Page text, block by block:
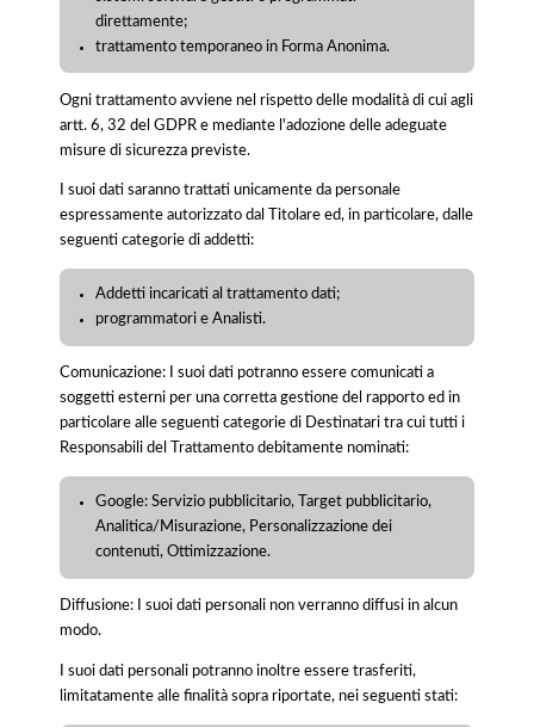
direttamente;
trattamento temporaneo in Forma Anonima.
Ogni trattamento avviene nel rispetto delle modalità di cui agli
artt. 6, 32 del GDPR e mediante l'adozione delle adeguate
misure di sicurezza previste.
I suoi dati saranno trattati unicamente da personale
espressamente autorizzato dal Titolare ed, in particolare, dalle
seguenti categorie di addetti:
Addetti incaricati al trattamento dati;
programmatori e Analisti.
Comunicazione: I suoi dati potranno essere comunicati a
soggetti esterni per una corretta gestione del rapporto ed in
particolare alle seguenti categorie di Destinatari tra cui tutti i
Responsabili del Trattamento debitamente nominati:
Google: Servizio pubblicitario, Target pubblicitario,
Analitica/Misurazione, Personalizzazione dei
contenuti, Ottimizzazione.
Diffusione: I suoi dati personali non verranno diffusi in alcun
modo.
I suoi dati personali potranno inoltre essere trasferiti,
limitatamente alle finalità sopra riportate, nei seguenti stati: